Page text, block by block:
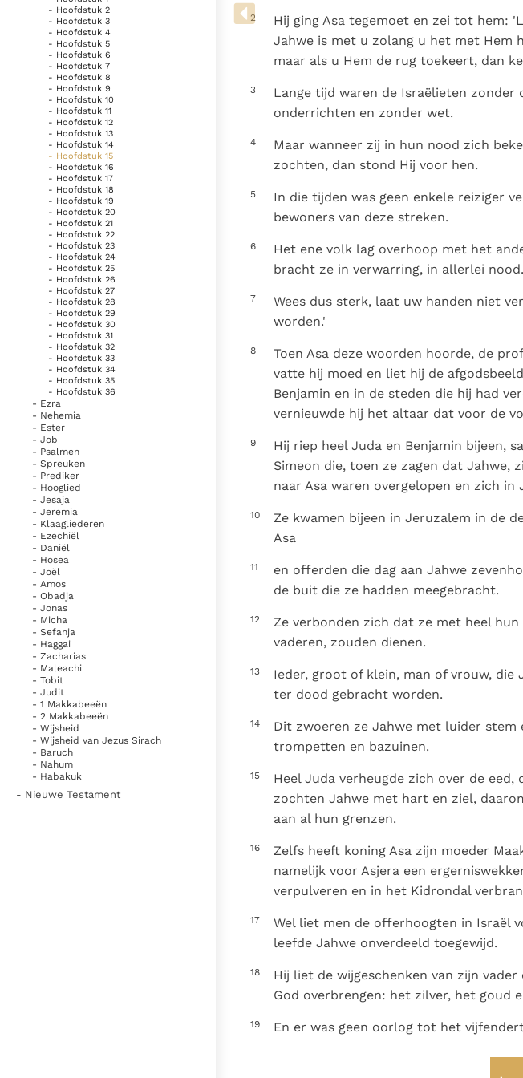
Denzinger Gebruiksvoorwaarden
herkennen
groeit stilletjes door
liefde, niet door
dwang
De mystiek. De
mystieke
verschijnselen en de
heiligheid
- Hoofdstuk 2
- Hoofdstuk 3
- Hoofdstuk 4
- Hoofdstuk 5
- Hoofdstuk 6
- Hoofdstuk 7
- Hoofdstuk 8
- Hoofdstuk 9
- Hoofdstuk 10
- Hoofdstuk 11
- Hoofdstuk 12
- Hoofdstuk 13
- Hoofdstuk 14
- Hoofdstuk 15
- Hoofdstuk 16
- Hoofdstuk 17
- Hoofdstuk 18
- Hoofdstuk 19
- Hoofdstuk 20
- Hoofdstuk 21
- Hoofdstuk 22
- Hoofdstuk 23
- Hoofdstuk 24
- Hoofdstuk 25
- Hoofdstuk 26
- Hoofdstuk 27
- Hoofdstuk 28
- Hoofdstuk 29
- Hoofdstuk 30
- Hoofdstuk 31
- Hoofdstuk 32
- Hoofdstuk 33
- Hoofdstuk 34
- Hoofdstuk 35
- Hoofdstuk 36
- Ezra
- Nehemia
- Ester
- Job
- Psalmen
- Spreuken
- Prediker
- Hooglied
- Jesaja
- Jeremia
- Klaagliederen
- Ezechiël
- Daniël
- Hosea
- Joël
- Amos
- Obadja
- Jonas
- Micha
- Sefanja
- Haggai
- Zacharias
- Maleachi
- Tobit
- Judit
- 1 Makkabeeën
- 2 Makkabeeën
- Wijsheid
- Wijsheid van Jezus Sirach
- Baruch
- Nahum
- Habakuk
- Nieuwe Testament
2
Hij ging Asa tegemoet en zei tot hem:
Jahwe is met u zolang u het met Hem
maar als u Hem de rug toekeert, dan
3
Lange tijd waren de Israëlieten
onderrichten en zonder wet.
4
Maar wanneer zij in hun nood zich
zochten, dan stond Hij voor hen.
5
In die tijden was geen enkele reiziger
bewoners van deze streken.
6
Het ene volk lag overhoop met het
bracht ze in verwarring, in allerlei nood.
7
Wees dus sterk, laat uw handen niet
worden.'
8
Toen Asa deze woorden hoorde, de
vatte hij moed en liet hij de
Benjamin en in de steden die hij had
vernieuwde hij het altaar dat voor de
9
Hij riep heel Juda en Benjamin bijeen,
Simeon die, toen ze zagen dat Jahwe,
naar Asa waren overgelopen en zich in
10
Ze kwamen bijeen in Jeruzalem in de
Asa
11
en offerden die dag aan Jahwe
de buit die ze hadden meegebracht.
12
Ze verbonden zich dat ze met heel
vaderen, zouden dienen.
13
Ieder, groot of klein, man of vrouw, die
ter dood gebracht worden.
14
Dit zwoeren ze Jahwe met luider
trompetten en bazuinen.
15
Heel Juda verheugde zich over de
zochten Jahwe met hart en ziel,
aan al hun grenzen.
16
Zelfs heeft koning Asa zijn moeder
namelijk voor Asjera een
verpulveren en in het Kidrondal
17
Wel liet men de offerhoogten in Israël
leefde Jahwe onverdeeld toegewijd.
18
Hij liet de wijgeschenken van zijn
God overbrengen: het zilver, het goud
19 En er was geen oorlog tot het